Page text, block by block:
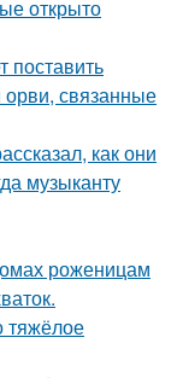
открыто
поставить
связанные
как они
музыканту
роженицам
тяжёлое